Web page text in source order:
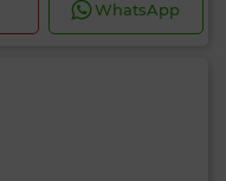
WhatsApp